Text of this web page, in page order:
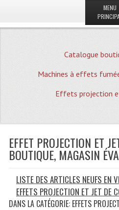
MENU
Quoi De
Location De
Le Matériel
Recherche
Recevoir Nos
Catalogue
Machines à effets
Effets projection
EFFET PROJECTION ET
BOUTIQUE, MAGASIN
LISTE DES ARTICLES NEUFS EN
EFFETS PROJECTION ET JET DE
DANS LA CATÉGORIE: EFFETS